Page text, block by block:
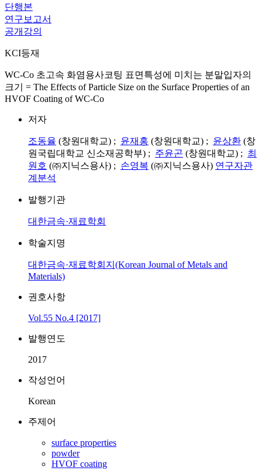
단행본
연구보고서
공개강의
KCI등재
WC-Co 초고속 화염용사코팅 표면특성에 미치는 분말입자의
크기 = The Effects of Particle Size on the Surface Properties of an
HVOF Coating of WC-Co
저자
조동율 (창원대학교) ; 윤재홍 (창원대학교) ; 윤상환 (창
원국립대학교 신소재공학부) ; 주윤곤 (창원대학교) ; 최
원호 (㈜지닉스용사) ; 손영복 (㈜지닉스용사) 연구자관
계분석
발행기관
대한금속·재료학회
학술지명
대한금속·재료학회지(Korean Journal of Metals and
Materials)
권호사항
Vol.55 No.4 [2017]
발행연도
2017
작성언어
Korean
주제어
surface properties
powder
HVOF coating